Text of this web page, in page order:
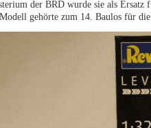
der BRD wurde sie als Ersatz
gehörte zum 14. Baulos für